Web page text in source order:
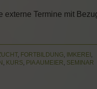
externe Termine mit
, FORTBILDUNG, IMKEREI,
, KURS, PIA AUMEIER, SEMINAR